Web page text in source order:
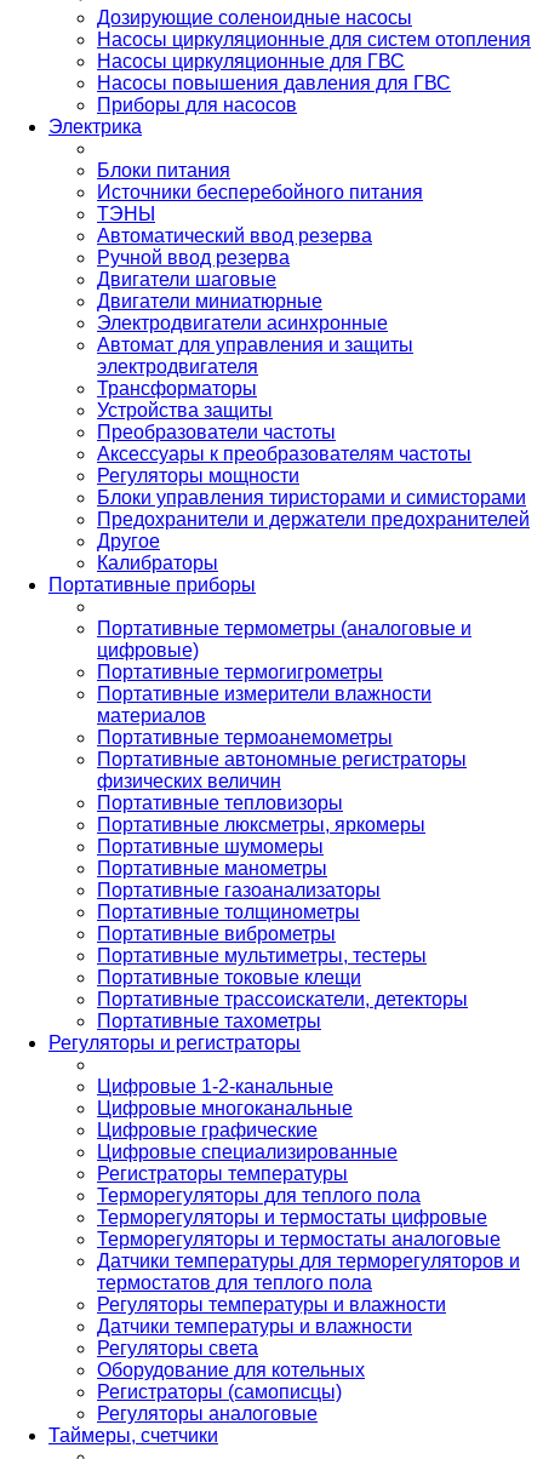
Дозирующие соленоидные насосы
Насосы циркуляционные для систем отопления
Насосы циркуляционные для ГВС
Насосы повышения давления для ГВС
Приборы для насосов
Электрика
Блоки питания
Источники бесперебойного питания
ТЭНЫ
Автоматический ввод резерва
Ручной ввод резерва
Двигатели шаговые
Двигатели миниатюрные
Электродвигатели асинхронные
Автомат для управления и защиты
электродвигателя
Трансформаторы
Устройства защиты
Преобразователи частоты
Аксессуары к преобразователям частоты
Регуляторы мощности
Блоки управления тиристорами и симисторами
Предохранители и держатели предохранителей
Другое
Калибраторы
Портативные приборы
Портативные термометры (аналоговые и
цифровые)
Портативные термогигрометры
Портативные измерители влажности
материалов
Портативные термоанемометры
Портативные автономные регистраторы
физических величин
Портативные тепловизоры
Портативные люксметры, яркомеры
Портативные шумомеры
Портативные манометры
Портативные газоанализаторы
Портативные толщинометры
Портативные виброметры
Портативные мультиметры, тестеры
Портативные токовые клещи
Портативные трассоискатели, детекторы
Портативные тахометры
Регуляторы и регистраторы
Цифровые 1-2-канальные
Цифровые многоканальные
Цифровые графические
Цифровые специализированные
Регистраторы температуры
Терморегуляторы для теплого пола
Терморегуляторы и термостаты цифровые
Терморегуляторы и термостаты аналоговые
Датчики температуры для терморегуляторов и
термостатов для теплого пола
Регуляторы температуры и влажности
Датчики температуры и влажности
Регуляторы света
Оборудование для котельных
Регистраторы (самописцы)
Регуляторы аналоговые
Таймеры, счетчики